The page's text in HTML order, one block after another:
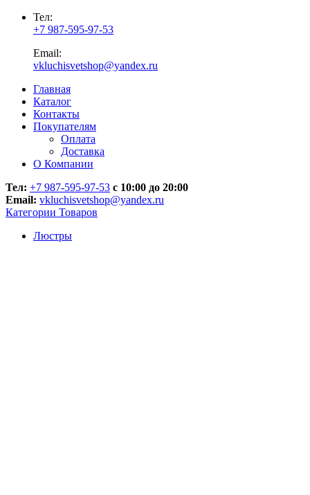
Тел:
+7 987-595-97-53
Email:
vkluchisvetshop@yandex.ru
Главная
Каталог
Контакты
Покупателям
Оплата
Доставка
О Компании
Тел: +7 987-595-97-53 с 10:00 до 20:00
Email: vkluchisvetshop@yandex.ru
Категории Товаров
Люстры